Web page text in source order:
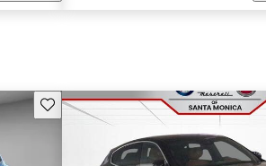
Guarda este Aviso